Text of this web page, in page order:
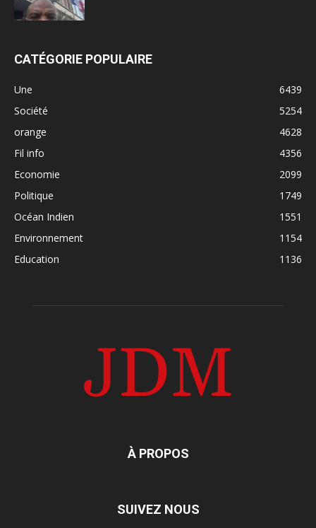
CATÉGORIE POPULAIRE
Une
6439
Société
5254
orange
4628
Fil info
4356
Economie
2099
Politique
1749
Océan Indien
1551
Environnement
1154
Education
1136
À PROPOS
SUIVEZ NOUS